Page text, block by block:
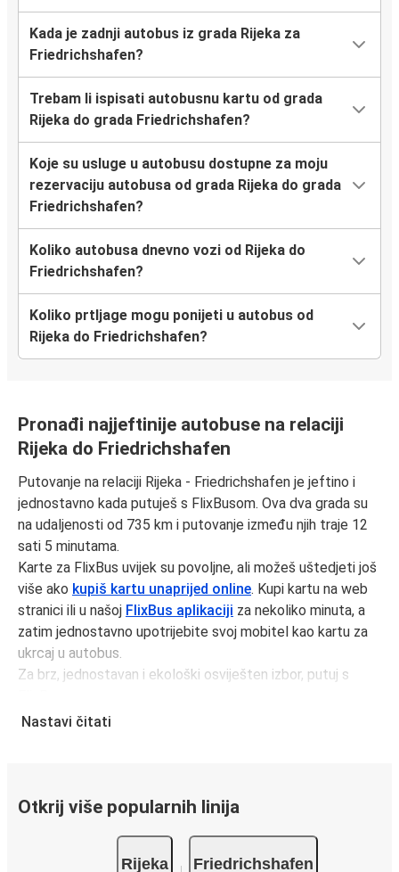
Kada je zadnji autobus iz grada Rijeka za
Friedrichshafen?
Trebam li ispisati autobusnu kartu od grada
Rijeka do grada Friedrichshafen?
Koje su usluge u autobusu dostupne za moju
rezervaciju autobusa od grada Rijeka do grada
Friedrichshafen?
Koliko autobusa dnevno vozi od Rijeka do
Friedrichshafen?
Koliko prtljage mogu ponijeti u autobus od
Rijeka do Friedrichshafen?
Pronađi najjeftinije autobuse na relaciji
Rijeka do Friedrichshafen
Putovanje na relaciji Rijeka - Friedrichshafen je jeftino i
jednostavno kada putuješ s FlixBusom. Ova dva grada su
na udaljenosti od 735 km i putovanje između njih traje 12
sati 5 minutama.
Karte za FlixBus uvijek su povoljne, ali možeš uštedjeti još
više ako kupiš kartu unaprijed online. Kupi kartu na web
stranici ili u našoj FlixBus aplikaciji za nekoliko minuta, a
zatim jednostavno upotrijebite svoj mobitel kao kartu za
ukrcaj u autobus.
Za brz, jednostavan i ekološki osviješten izbor, putuj s
Putovanje autobusom iz Rijeka
Rijeka je prometno čvorište sa 1autobusne stanice
Nastavi čitati
Otkrij više popularnih linija
Rijeka Friedrichshafen